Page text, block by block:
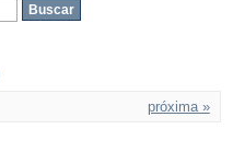
próxima »